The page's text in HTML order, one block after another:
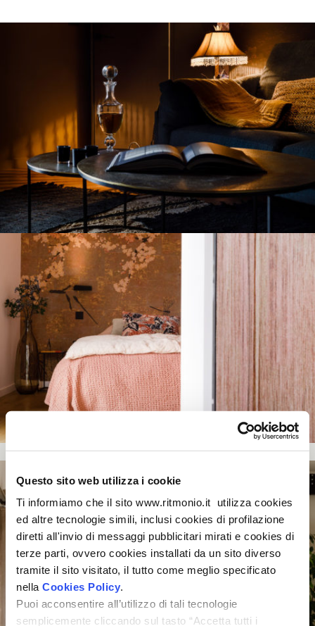
Questo sito web utilizza i cookie
Ti informiamo che il sito www.ritmonio.it utilizza cookies
ed altre tecnologie simili, inclusi cookies di profilazione
diretti all'invio di messaggi pubblicitari mirati e cookies di
terze parti, ovvero cookies installati da un sito diverso
tramite il sito visitato, il tutto come meglio specificato
nella Cookies Policy.
Puoi acconsentire all’utilizzo di tali tecnologie
semplicemente cliccando sul tasto “Accetta tutti i